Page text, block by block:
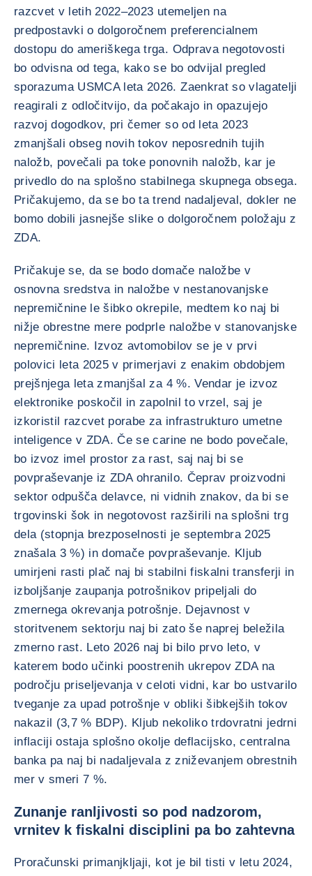
razcvet v letih 2022–2023 utemeljen na
predpostavki o dolgoročnem preferencialnem
dostopu do ameriškega trga. Odprava negotovosti
bo odvisna od tega, kako se bo odvijal pregled
sporazuma USMCA leta 2026. Zaenkrat so vlagatelji
reagirali z odločitvijo, da počakajo in opazujejo
razvoj dogodkov, pri čemer so od leta 2023
zmanjšali obseg novih tokov neposrednih tujih
naložb, povečali pa toke ponovnih naložb, kar je
privedlo do na splošno stabilnega skupnega obsega.
Pričakujemo, da se bo ta trend nadaljeval, dokler ne
bomo dobili jasnejše slike o dolgoročnem položaju z
ZDA.
Pričakuje se, da se bodo domače naložbe v
osnovna sredstva in naložbe v nestanovanjske
nepremičnine le šibko okrepile, medtem ko naj bi
nižje obrestne mere podprle naložbe v stanovanjske
nepremičnine. Izvoz avtomobilov se je v prvi
polovici leta 2025 v primerjavi z enakim obdobjem
prejšnjega leta zmanjšal za 4 %. Vendar je izvoz
elektronike poskočil in zapolnil to vrzel, saj je
izkoristil razcvet porabe za infrastrukturo umetne
inteligence v ZDA. Če se carine ne bodo povečale,
bo izvoz imel prostor za rast, saj naj bi se
povpraševanje iz ZDA ohranilo. Čeprav proizvodni
sektor odpušča delavce, ni vidnih znakov, da bi se
trgovinski šok in negotovost razširili na splošni trg
dela (stopnja brezposelnosti je septembra 2025
znašala 3 %) in domače povpraševanje. Kljub
umirjeni rasti plač naj bi stabilni fiskalni transferji in
izboljšanje zaupanja potrošnikov pripeljali do
zmernega okrevanja potrošnje. Dejavnost v
storitvenem sektorju naj bi zato še naprej beležila
zmerno rast. Leto 2026 naj bi bilo prvo leto, v
katerem bodo učinki poostrenih ukrepov ZDA na
področju priseljevanja v celoti vidni, kar bo ustvarilo
tveganje za upad potrošnje v obliki šibkejših tokov
nakazil (3,7 % BDP). Kljub nekoliko trdovratni jedrni
inflaciji ostaja splošno okolje deflacijsko, centralna
banka pa naj bi nadaljevala z zniževanjem obrestnih
mer v smeri 7 %.
Zunanje ranljivosti so pod nadzorom,
vrnitev k fiskalni disciplini pa bo zahtevna
Proračunski primanjkljaji, kot je bil tisti v letu 2024,